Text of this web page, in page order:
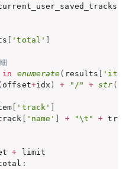
[ 'total' ]
in enumerate( results [
offset+idx ) + "/" + str (
[ 'track' ]
[ 'name' ] + "\t" +
+ limit
: